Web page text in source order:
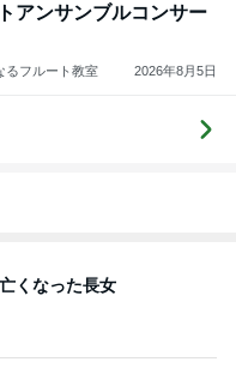
アンサンブルコンサー
るフルート教室 2026年8月5日
くなった長女